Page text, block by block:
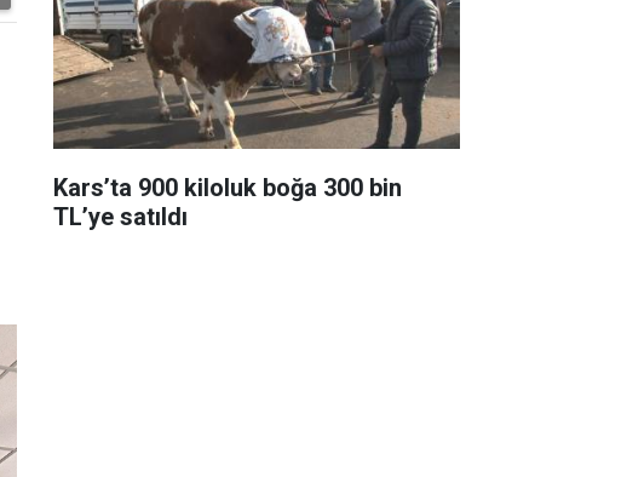
Kars’ta 900 kiloluk boğa 300 bin
TL’ye satıldı